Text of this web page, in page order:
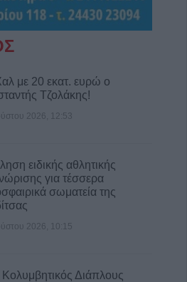
με 20 εκατ. ευρώ ο
Τζολάκης!
2026, 12:53
ειδικής αθλητικής
για τέσσερα
σωματεία της
2026, 10:15
Διάπλους